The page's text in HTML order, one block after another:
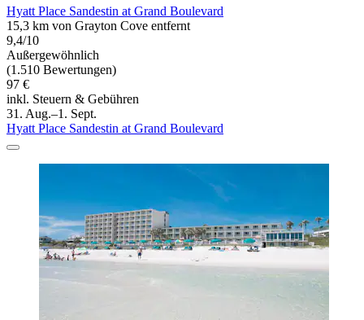
Hyatt Place Sandestin at Grand Boulevard
15,3 km von Grayton Cove entfernt
9,4/10
Außergewöhnlich
(1.510 Bewertungen)
97 €
inkl. Steuern & Gebühren
31. Aug.–1. Sept.
Hyatt Place Sandestin at Grand Boulevard